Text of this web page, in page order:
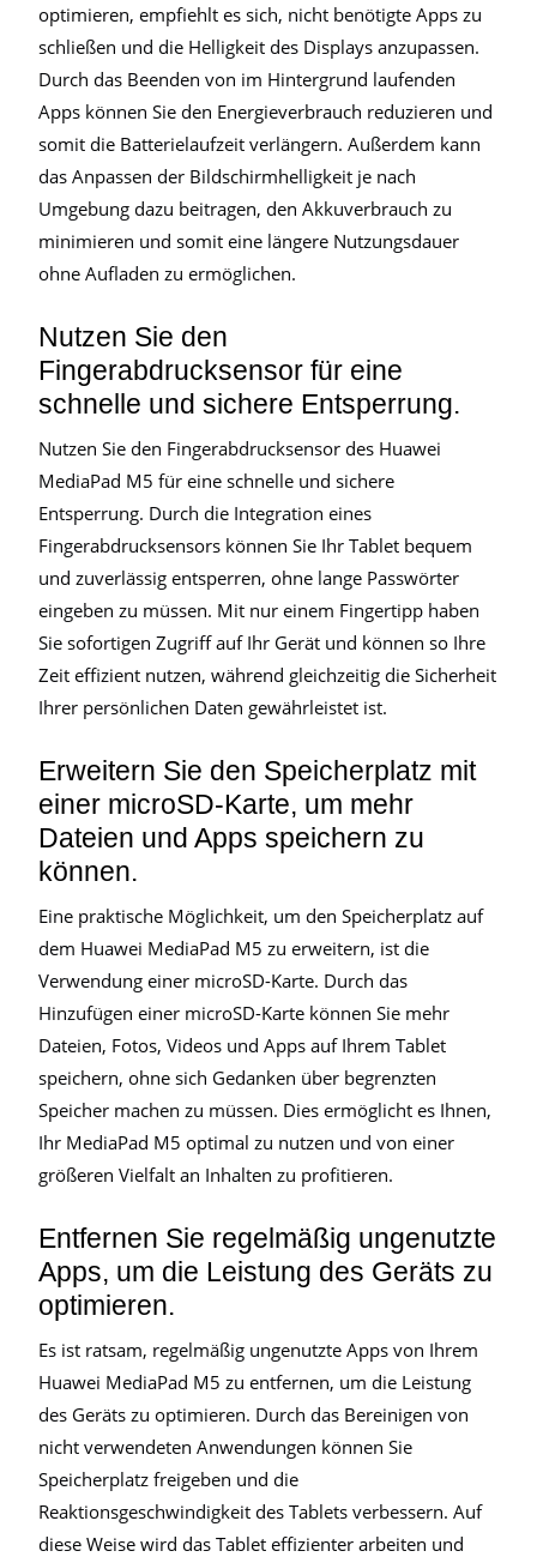
optimieren, empfiehlt es sich, nicht benötigte Apps zu
schließen und die Helligkeit des Displays anzupassen.
Durch das Beenden von im Hintergrund laufenden
Apps können Sie den Energieverbrauch reduzieren und
somit die Batterielaufzeit verlängern. Außerdem kann
das Anpassen der Bildschirmhelligkeit je nach
Umgebung dazu beitragen, den Akkuverbrauch zu
minimieren und somit eine längere Nutzungsdauer
ohne Aufladen zu ermöglichen.
Nutzen Sie den
Fingerabdrucksensor für eine
schnelle und sichere Entsperrung.
Nutzen Sie den Fingerabdrucksensor des Huawei
MediaPad M5 für eine schnelle und sichere
Entsperrung. Durch die Integration eines
Fingerabdrucksensors können Sie Ihr Tablet bequem
und zuverlässig entsperren, ohne lange Passwörter
eingeben zu müssen. Mit nur einem Fingertipp haben
Sie sofortigen Zugriff auf Ihr Gerät und können so Ihre
Zeit effizient nutzen, während gleichzeitig die Sicherheit
Ihrer persönlichen Daten gewährleistet ist.
Erweitern Sie den Speicherplatz mit
einer microSD-Karte, um mehr
Dateien und Apps speichern zu
können.
Eine praktische Möglichkeit, um den Speicherplatz auf
dem Huawei MediaPad M5 zu erweitern, ist die
Verwendung einer microSD-Karte. Durch das
Hinzufügen einer microSD-Karte können Sie mehr
Dateien, Fotos, Videos und Apps auf Ihrem Tablet
speichern, ohne sich Gedanken über begrenzten
Speicher machen zu müssen. Dies ermöglicht es Ihnen,
Ihr MediaPad M5 optimal zu nutzen und von einer
größeren Vielfalt an Inhalten zu profitieren.
Entfernen Sie regelmäßig ungenutzte
Apps, um die Leistung des Geräts zu
optimieren.
Es ist ratsam, regelmäßig ungenutzte Apps von Ihrem
Huawei MediaPad M5 zu entfernen, um die Leistung
des Geräts zu optimieren. Durch das Bereinigen von
nicht verwendeten Anwendungen können Sie
Speicherplatz freigeben und die
Reaktionsgeschwindigkeit des Tablets verbessern. Auf
diese Weise wird das Tablet effizienter arbeiten und